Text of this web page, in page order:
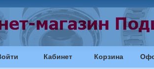
Кабинет Корзина